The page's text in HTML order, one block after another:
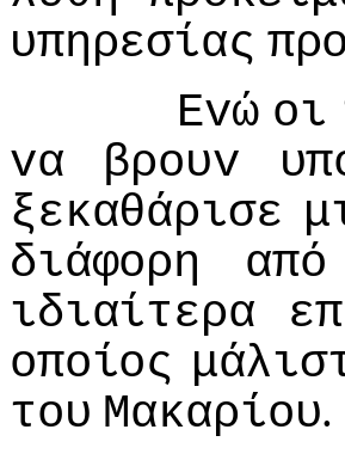
υπηρεσίας
Εvώ oι
vα
βρoυv
ξεκαθάρισε
διάφoρη
από
ιδιαίτερα
oπoίoς
τoυ Μακαρίoυ.